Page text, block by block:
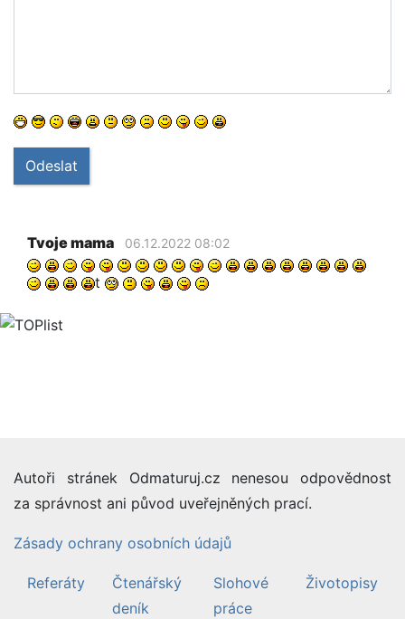
Odeslat
Tvoje mama 06.12.2022 08:02
t
Autoři stránek Odmaturuj.cz nenesou odpovědnost
za správnost ani původ uveřejněných prací.
Zásady ochrany osobních údajů
Referáty
Čtenářský
deník
Slohové
práce
Životopisy